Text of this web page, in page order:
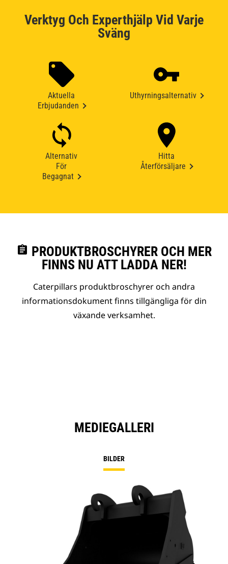
Verktyg Och Experthjälp Vid Varje
Sväng
Aktuella
Erbjudanden
Uthyrningsalternativ
Alternativ
För
Begagnat
Hitta
Återförsäljare
assignment PRODUKTBROSCHYRER OCH MER
FINNS NU ATT LADDA NER!
Caterpillars produktbroschyrer och andra
informationsdokument finns tillgängliga för din
växande verksamhet.
MEDIEGALLERI
BILDER